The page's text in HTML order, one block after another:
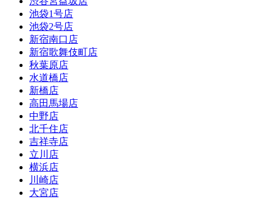
池袋1号店
池袋2号店
新宿南口店
新宿歌舞伎町店
秋葉原店
水道橋店
新橋店
高田馬場店
中野店
北千住店
吉祥寺店
立川店
横浜店
川崎店
大宮店